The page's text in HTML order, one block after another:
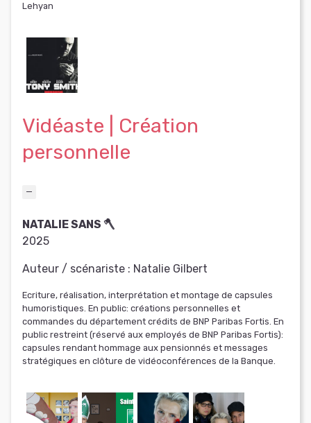
Lehyan
Vidéaste | Création
personnelle
NATALIE SANS 🪓
2025
Auteur / scénariste : Natalie Gilbert
Ecriture, réalisation, interprétation et montage de capsules
humoristiques. En public: créations personnelles et
commandes du département crédits de BNP Paribas Fortis. En
public restreint (réservé aux employés de BNP Paribas Fortis):
capsules rendant hommage aux pensionnés et messages
stratégiques en clôture de vidéoconférences de la Banque.